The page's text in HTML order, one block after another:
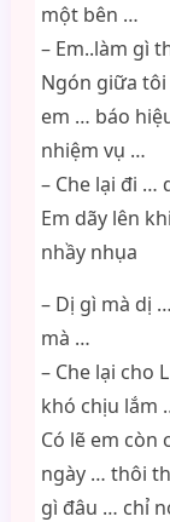
một bên …
– Em..làm gì
Ngón giữa
em … báo
nhiệm vụ …
– Che lại đi …
Em dãy lên
nhầy nhụa
– Dị gì mà dị
mà …
– Che lại cho
khó chịu lắm
Có lẽ em còn
ngày … thôi
gì đâu … chỉ